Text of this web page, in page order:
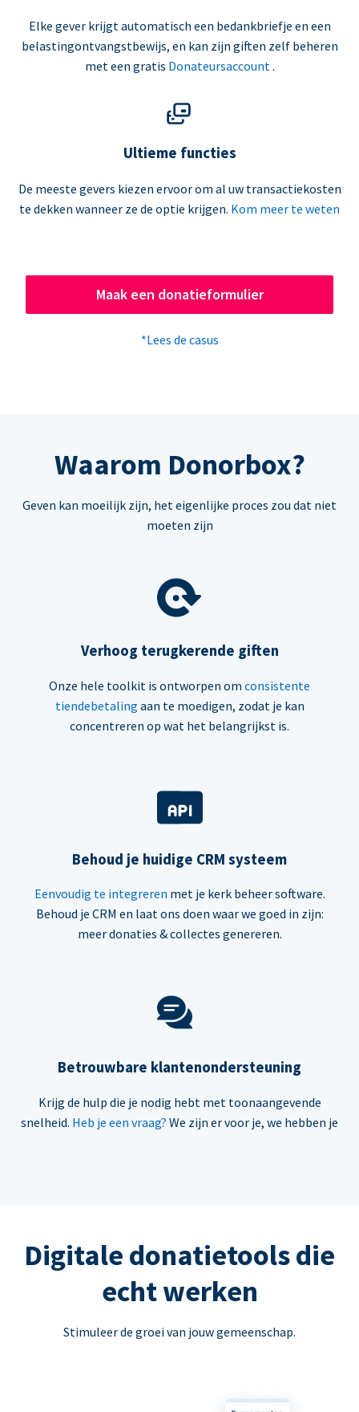
Elke gever krijgt automatisch een bedankbriefje en een
belastingontvangstbewijs, en kan zijn giften zelf beheren
met een gratis Donateursaccount .
Ultieme functies
De meeste gevers kiezen ervoor om al uw transactiekosten
te dekken wanneer ze de optie krijgen. Kom meer te weten
Maak een donatieformulier
*Lees de casus
Waarom Donorbox?
Geven kan moeilijk zijn, het eigenlijke proces zou dat niet
moeten zijn
Verhoog terugkerende giften
Onze hele toolkit is ontworpen om consistente
tiendebetaling aan te moedigen, zodat je kan
concentreren op wat het belangrijkst is.
Behoud je huidige CRM systeem
Eenvoudig te integreren met je kerk beheer software.
Behoud je CRM en laat ons doen waar we goed in zijn:
meer donaties & collectes genereren.
Betrouwbare klantenondersteuning
Krijg de hulp die je nodig hebt met toonaangevende
snelheid. Heb je een vraag? We zijn er voor je, we hebben je
Digitale donatietools die
echt werken
Stimuleer de groei van jouw gemeenschap.